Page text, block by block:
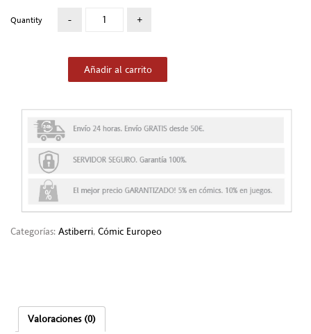
Quantity
Añadir al carrito
Categorías: Astiberri, Cómic Europeo
Valoraciones (0)